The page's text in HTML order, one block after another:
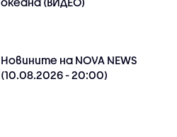
Новините на NOVA NEWS
(10.08.2026 - 20:00)